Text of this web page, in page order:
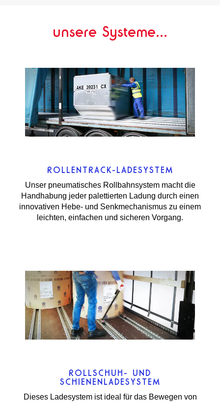
unsere Systeme...
ROLLENTRACK-LADESYSTEM
Unser pneumatisches Rollbahnsystem macht die
Handhabung jeder palettierten Ladung durch einen
innovativen Hebe- und Senkmechanismus zu einem
leichten, einfachen und sicheren Vorgang.
ROLLSCHUH- UND
SCHIENENLADESYSTEM
Dieses Ladesystem ist ideal für das Bewegen von